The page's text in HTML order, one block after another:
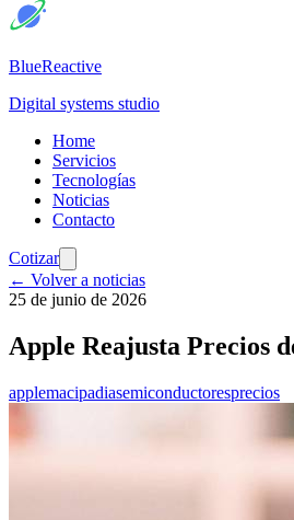
BlueReactive
Digital systems studio
Home
Servicios
Tecnologías
Noticias
Contacto
Cotizar
← Volver a noticias
25 de junio de 2026
Apple Reajusta Precios
applemacipadiasemiconductoresprecios